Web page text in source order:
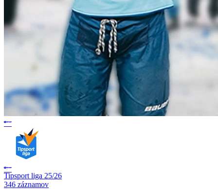
Tipsport liga 25/26
346 záznamov